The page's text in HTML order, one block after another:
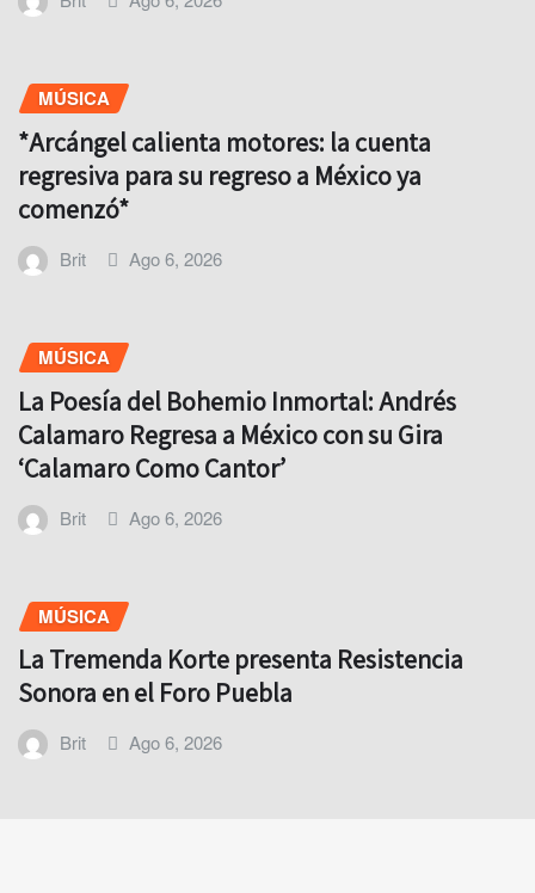
MÚSICA
*Arcángel calienta motores: la cuenta
regresiva para su regreso a México ya
comenzó*
Brit Ago 6, 2026
MÚSICA
La Poesía del Bohemio Inmortal: Andrés
Calamaro Regresa a México con su Gira
‘Calamaro Como Cantor’
Brit Ago 6, 2026
MÚSICA
La Tremenda Korte presenta Resistencia
Sonora en el Foro Puebla
Brit Ago 6, 2026